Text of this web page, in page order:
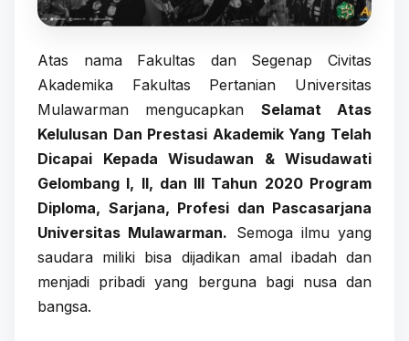
Atas nama Fakultas dan Segenap Civitas
Akademika Fakultas Pertanian Universitas
Mulawarman mengucapkan Selamat Atas
Kelulusan Dan Prestasi Akademik Yang Telah
Dicapai Kepada Wisudawan & Wisudawati
Gelombang I, II, dan III Tahun 2020 Program
Diploma, Sarjana, Profesi dan Pascasarjana
Universitas Mulawarman. Semoga ilmu yang
saudara miliki bisa dijadikan amal ibadah dan
menjadi pribadi yang berguna bagi nusa dan
bangsa.